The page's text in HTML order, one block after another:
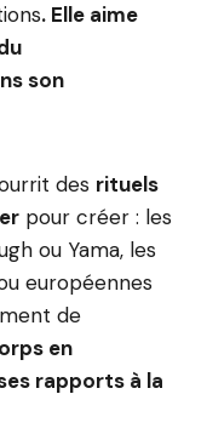
. Elle aime
son
des rituels
pour créer : les
ou Yama, les
européennes
de
en
rapports à la